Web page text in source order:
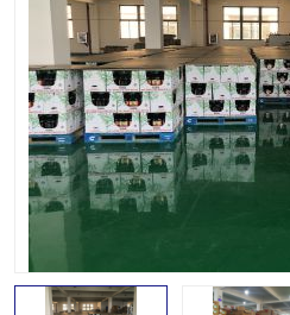
上海第三方仓储
仓储
上海托管仓库